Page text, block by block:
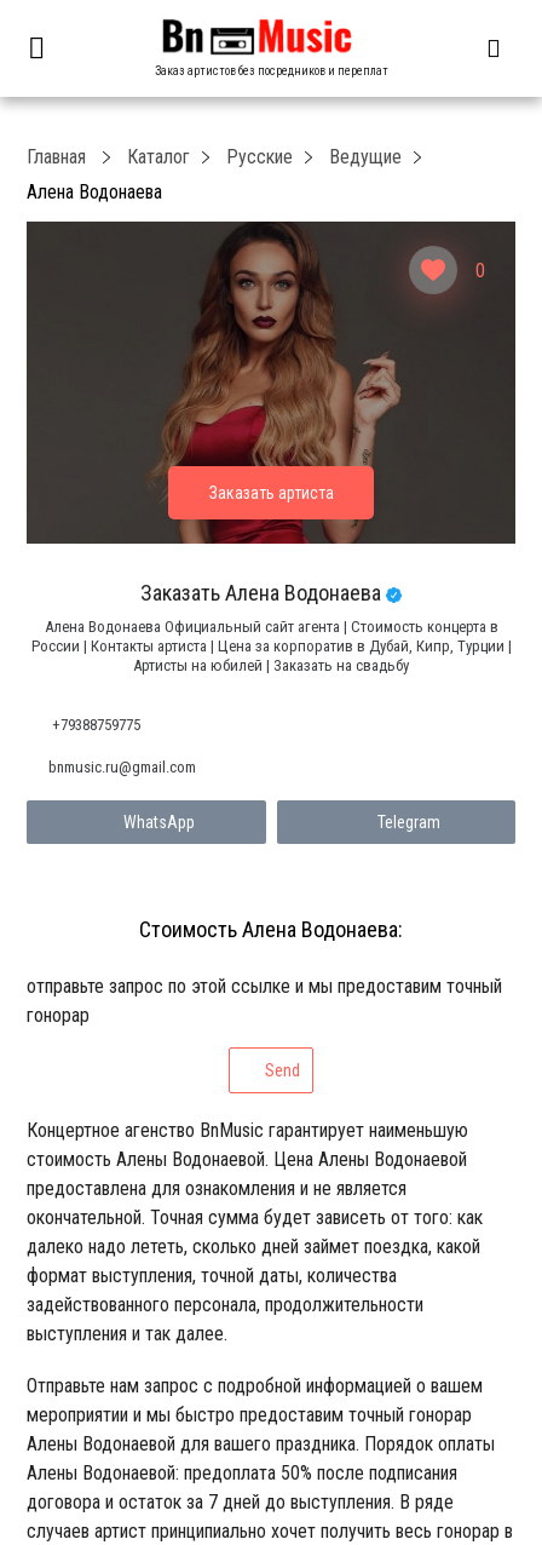
Заказ артистов без посредников и переплат
0
Главная Каталог Русские
Ведущие
Алена Водонаева
Заказать Алена Водонаева
Алена Водонаева Официальный сайт агента | Стоимость концерта в
России | Контакты артиста | Цена за корпоратив в Дубай, Кипр, Турции |
Артисты на юбилей | Заказать на свадьбу
+79388759775
WhatsApp Telegram
bnmusic.ru@gmail.com
Стоимость Алена Водонаева:
отправьте запрос по этой ссылке и мы предоставим точный
гонорар
Send
Концертное агенство BnMusic гарантирует наименьшую
стоимость Алены Водонаевой. Цена Алены Водонаевой
предоставлена для ознакомления и не является
окончательной. Точная сумма будет зависеть от того: как
далеко надо лететь, сколько дней займет поездка, какой
формат выступления, точной даты, количества
задействованного персонала, продолжительности
выступления и так далее.
Отправьте нам запрос с подробной информацией о вашем
мероприятии и мы быстро предоставим точный гонорар
Алены Водонаевой для вашего праздника. Порядок оплаты
Алены Водонаевой: предоплата 50% после подписания
договора и остаток за 7 дней до выступления. В ряде
случаев артист принципиально хочет получить весь гонорар в